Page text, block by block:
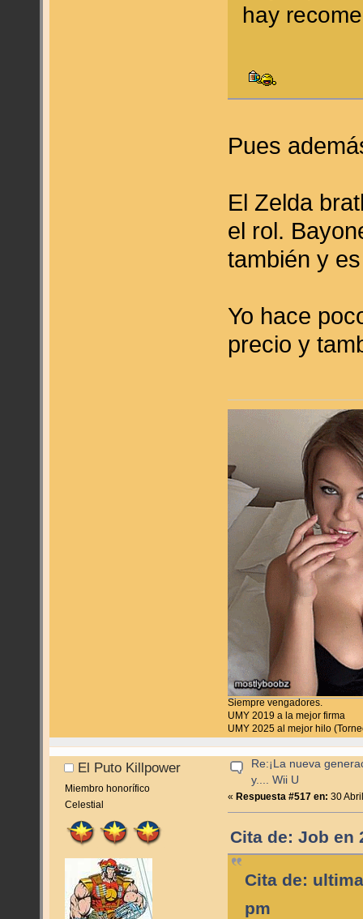
hay
Pues
El Zelda
el rol.
también y
Yo hace
precio y
Siempre vengadores.
UMY 2019 a la mejor firma
UMY 2025 al mejor hilo
El Puto Killpower
Miembro honorífico
Celestial
Re:¡La nueva
y.... Wii U
« Respuesta #517 en: 30
Cita de: Job en
Cita de:
pm